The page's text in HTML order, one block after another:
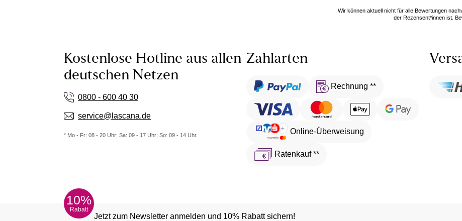
Wir können aktuell nicht für alle Bewertungen
der Rezensent*innen ist.
Kostenlose Hotline aus allen
deutschen Netzen
0800 - 600 40 30
service@lascana.de
* Mo - Fr: 08 - 20 Uhr; Sa: 09 - 17 Uhr; So: 09 - 14 Uhr.
Zahlarten
Rechnung **
Online-Überweisung
Ratenkauf **
10%
Rabatt
Jetzt zum Newsletter anmelden und 10% Rabatt sichern!